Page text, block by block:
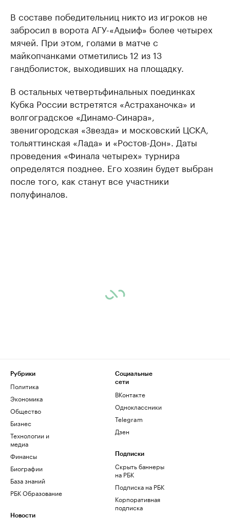
В составе победительниц никто из игроков не
забросил в ворота АГУ-«Адыиф» более четырех
мячей. При этом, голами в матче с
майкопчанками отметились 12 из 13
гандболисток, выходивших на площадку.
В остальных четвертьфинальных поединках
Кубка России встретятся «Астраханочка» и
волгоградское «Динамо-Синара»,
звенигородская «Звезда» и московский ЦСКА,
тольяттинская «Лада» и «Ростов-Дон». Даты
проведения «Финала четырех» турнира
определятся позднее. Его хозяин будет выбран
после того, как станут все участники
полуфиналов.
Рубрики
Политика
Экономика
Общество
Бизнес
Технологии и
медиа
Финансы
Биографии
База знаний
РБК Образование
Новости
Социальные
сети
ВКонтакте
Одноклассники
Telegram
Дзен
Подписки
Скрыть баннеры
на РБК
Подписка на РБК
Корпоративная
подписка